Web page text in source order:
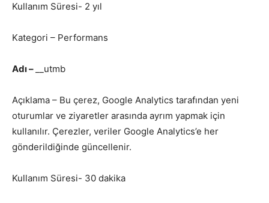
Kullanım Süresi- 2 yıl
Kategori – Performans
Adı – __utmb
Açıklama – Bu çerez, Google Analytics tarafından yeni
oturumlar ve ziyaretler arasında ayrım yapmak için
kullanılır. Çerezler, veriler Google Analytics’e her
gönderildiğinde güncellenir.
Kullanım Süresi- 30 dakika